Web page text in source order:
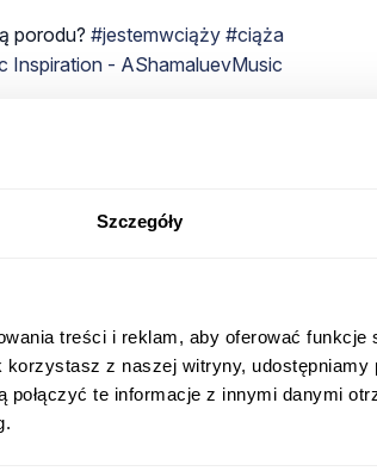
Szczegóły
treści i reklam, aby oferować funkcje
z naszej witryny, udostępniamy
te informacje z innymi danymi
porodu? #jestemwciąży #ciąża
Inspiration - AShamaluevMusic
'po', tabletka dzień po, tabletka do
po.
49.99 zł
konsultację
ciąży